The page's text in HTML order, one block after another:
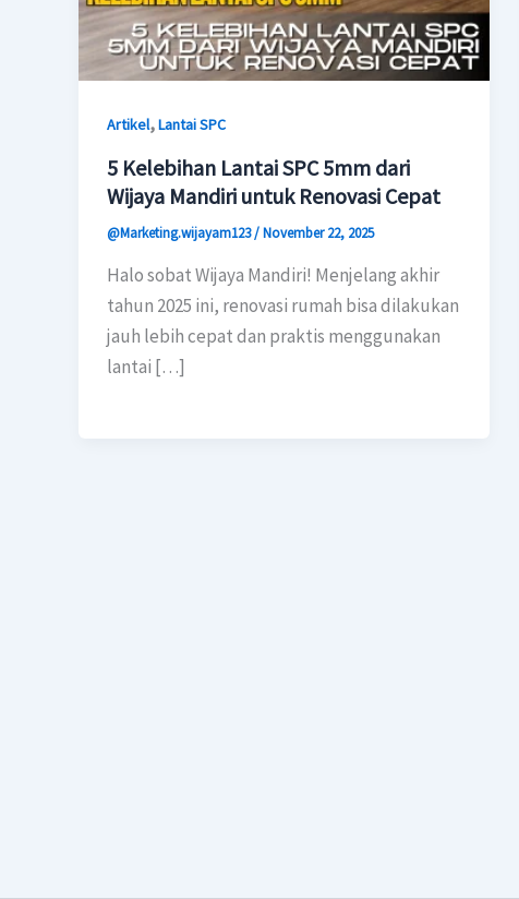
Artikel,Lantai SPC
5 Kelebihan Lantai SPC 5mm dari
Wijaya Mandiri untuk Renovasi Cepat
@Marketing.wijayam123/November 22, 2025
Halo sobat Wijaya Mandiri! Menjelang akhir
tahun 2025 ini, renovasi rumah bisa dilakukan
jauh lebih cepat dan praktis menggunakan
lantai […]